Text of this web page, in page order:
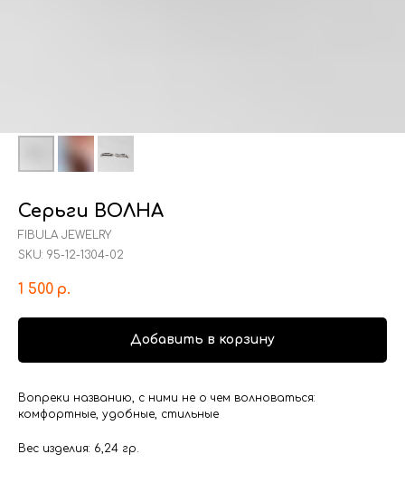
Серьги ВОЛНА
FIBULA JEWELRY
SKU: 95-12-1304-02
1 500 р.
Добавить в корзину
Вопреки названию, с ними не о чем волноваться:
комфортные, удобные, стильные
Вес изделия: 6,24 гр.